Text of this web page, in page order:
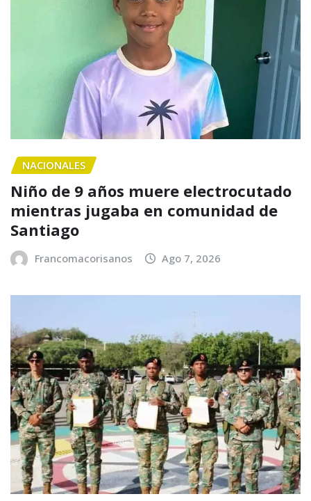
NACIONALES
Niño de 9 años muere electrocutado
mientras jugaba en comunidad de
Santiago
Francomacorisanos Ago 7, 2026